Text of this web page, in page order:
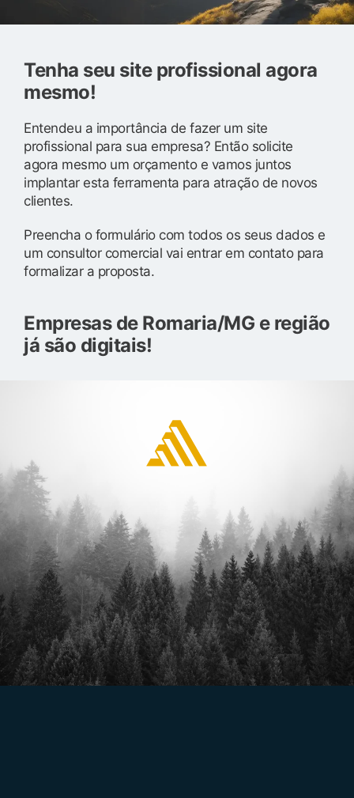
Tenha seu site profissional agora
mesmo!
Entendeu a importância de fazer um site
profissional para sua empresa? Então solicite
agora mesmo um orçamento e vamos juntos
implantar esta ferramenta para atração de novos
clientes.
Preencha o formulário com todos os seus dados e
um consultor comercial vai entrar em contato para
formalizar a proposta.
Empresas de Romaria/MG e região
já são digitais!